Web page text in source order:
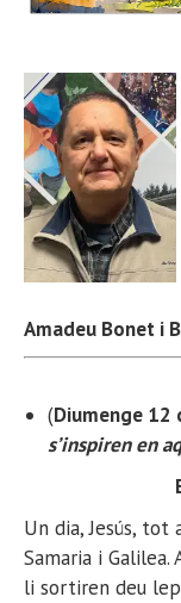
Amadeu Bonet i
(Diumenge 12
s’inspiren en
Un dia, Jesús, tot
Samaria i
li sortiren deu